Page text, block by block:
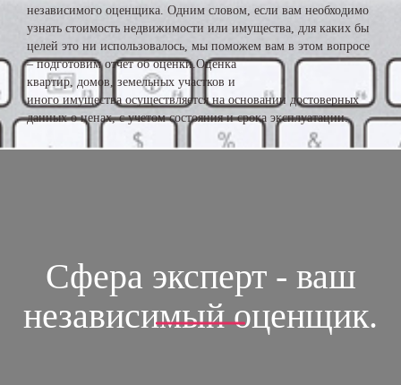
независимого оценщика. Одним словом, если вам необходимо
узнать стоимость недвижимости или имущества, для каких бы
целей это ни использовалось, мы поможем вам в этом вопросе
– подготовим отчет об оценки.Оценка
квартир, домов, земельных участков и
иного имущества осуществляется на основании достоверных
данных о ценах, с учетом состояния и срока эксплуатации.
Сфера эксперт - ваш
независимый оценщик.